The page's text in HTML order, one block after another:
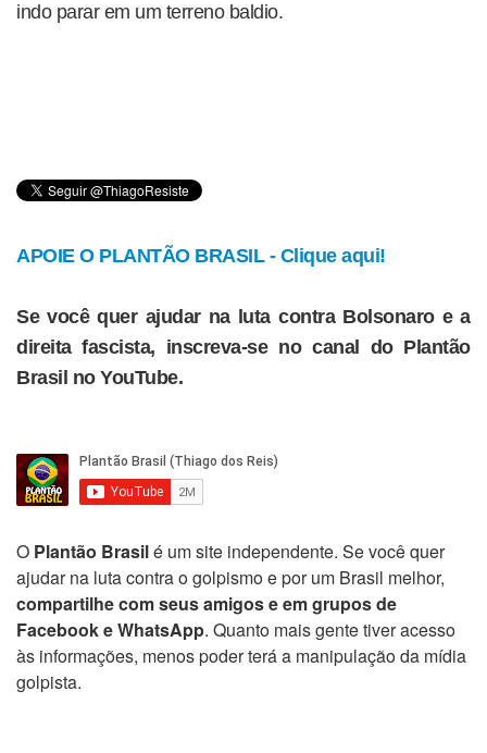
indo parar em um terreno baldio.
APOIE O PLANTÃO BRASIL - Clique aqui!
Se você quer ajudar na luta contra Bolsonaro e a
direita fascista, inscreva-se no canal do Plantão
Brasil no YouTube.
O Plantão Brasilé um site independente. Se você quer
ajudar na luta contra o golpismo e por um Brasil melhor,
compartilhe com seus amigos e em grupos de
Facebook e WhatsApp. Quanto mais gente tiver acesso
às informações, menos poder terá a manipulação da mídia
golpista.